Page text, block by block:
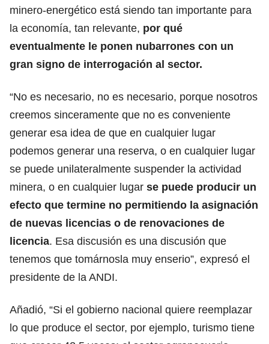
minero-energético está siendo tan importante para
la economía, tan relevante, por qué
eventualmente le ponen nubarrones con un
gran signo de interrogación al sector.
“No es necesario, no es necesario, porque nosotros
creemos sinceramente que no es conveniente
generar esa idea de que en cualquier lugar
podemos generar una reserva, o en cualquier lugar
se puede unilateralmente suspender la actividad
minera, o en cualquier lugar se puede producir un
efecto que termine no permitiendo la asignación
de nuevas licencias o de renovaciones de
licencia. Esa discusión es una discusión que
tenemos que tomárnosla muy enserio”, expresó el
presidente de la ANDI.
Añadió, “Si el gobierno nacional quiere reemplazar
lo que produce el sector, por ejemplo, turismo tiene